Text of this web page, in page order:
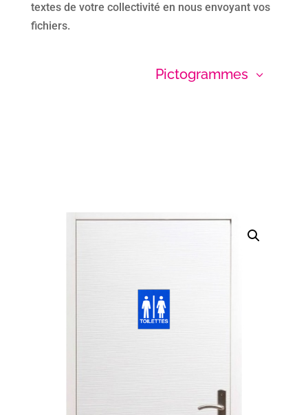
textes de votre collectivité en nous envoyant vos
fichiers.
Pictogrammes